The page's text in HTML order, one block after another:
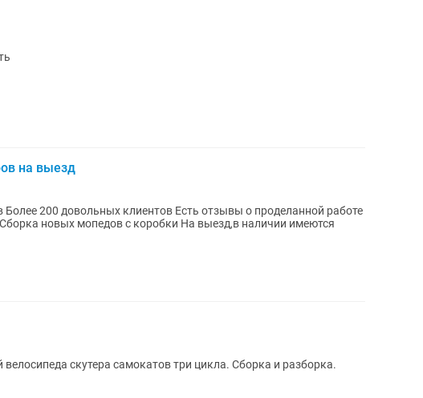
на выезд
новых мопедов с коробки На выезд,в наличии имеются
Ремонт и замена запчастей велосипеда скутера самокатов три цикла. Сборка и разборка.